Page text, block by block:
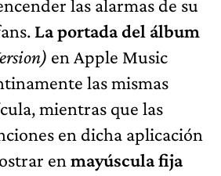
las alarmas de su
La portada del álbum
en Apple Music
las mismas
mientras que las
en dicha aplicación
en mayúscula fija